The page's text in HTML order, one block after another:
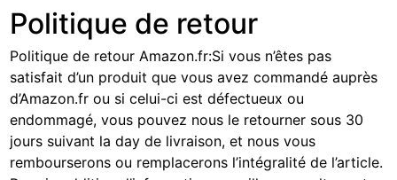
Politique de retour
Politique de retour Amazon.fr:Si vous n’êtes pas
satisfait d’un produit que vous avez commandé auprès
d’Amazon.fr ou si celui-ci est défectueux ou
endommagé, vous pouvez nous le retourner sous 30
jours suivant la day de livraison, et nous vous
rembourserons ou remplacerons l’intégralité de l’article.